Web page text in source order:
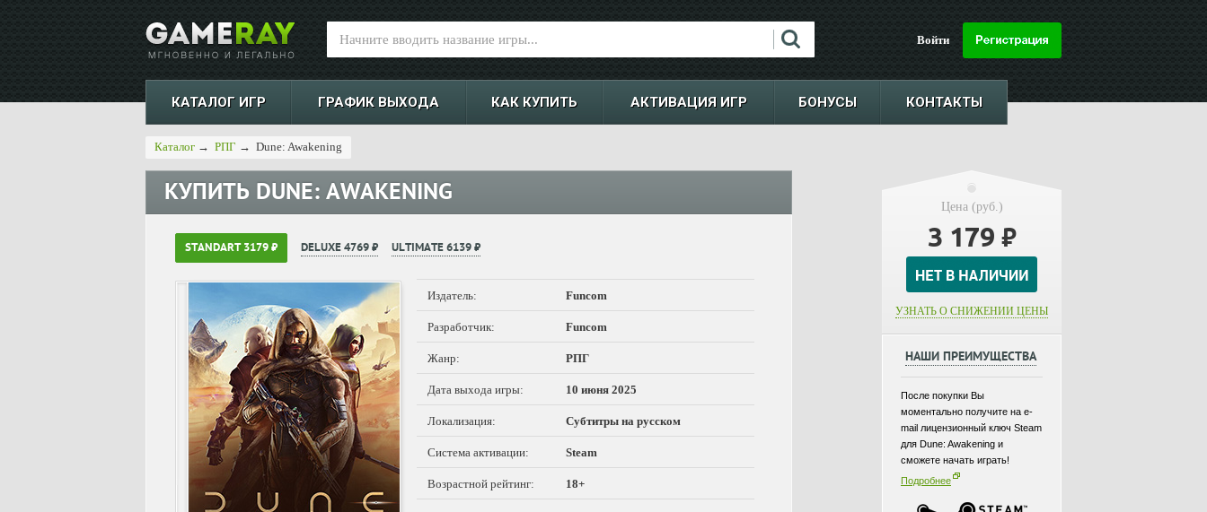
Войти
КАТАЛОГ ИГР ГРАФИК ВЫХОДА КАК КУПИТЬ АКТИВАЦИЯ ИГР БОНУСЫ КОНТАКТЫ
Каталог → РПГ → Dune: Awakening
КУПИТЬ DUNE: AWAKENING
STANDART 3179 ₽ DELUXE 4769 ₽ ULTIMATE 6139 ₽
Издатель: Funcom
Разработчик: Funcom
Жанр: РПГ
Дата выхода игры: 10 июня 2025
Локализация: Субтитры на русском
Система активации: Steam
Возрастной рейтинг: 18+
Цена (руб.)
3 179 ₽
УЗНАТЬ О СНИЖЕНИИ ЦЕНЫ
НАШИ ПРЕИМУЩЕСТВА
После покупки Вы
моментально получите на e-
mail лицензионный ключ Steam
для Dune: Awakening и
сможете начать играть!
Подробнее